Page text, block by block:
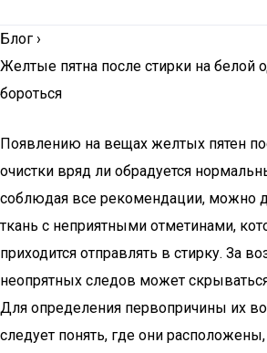
Блог ›
Желтые пятна после стирки на белой
бороться
Появлению на вещах желтых пятен
очистки вряд ли обрадуется
соблюдая все рекомендации, можно
ткань с неприятными отметинами,
приходится отправлять в стирку. За
неопрятных следов может
Для определения первопричины их
следует понять, где они